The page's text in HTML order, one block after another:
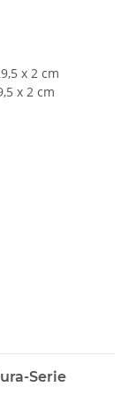
x 2 cm
x 2 cm
Serie